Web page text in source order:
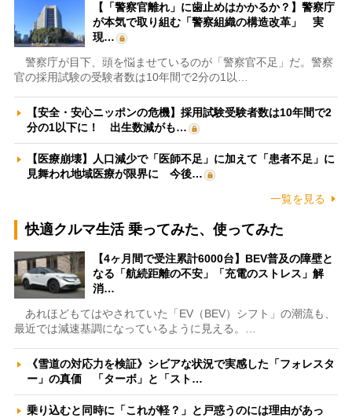
【「警察官離れ」に歯止めはかかるか？】警察庁
が本気で取り組む「警察組織の構造改革」 実
現…
警察庁が目下、頭を悩ませているのが「警察官不足」だ。警察
官の採用試験の受験者数は10年間で2分の1以…
【安全・安心ニッポンの危機】採用試験受験者数は10年間で2
分の1以下に！ 出生数減がも…
【医療崩壊】人口減少で「医師不足」に加えて「患者不足」に
見舞われ地域医療が限界に 今後…
一覧を見る
快適クルマ生活 乗ってみた、使ってみた
【4ヶ月間で受注累計6000台】BEV普及の障壁と
なる「航続距離の不安」「充電のストレス」解
消…
あれほどもてはやされていた「EV（BEV）シフト」の潮流も、
最近では減速基調になっているように見える。…
《雪道の対応力を検証》シビアな状況で実感した「フォレスタ
ー」の真価 「ターボ」と「スト…
乗り込むと同時に「これが軽？」と戸惑うのには理由があっ